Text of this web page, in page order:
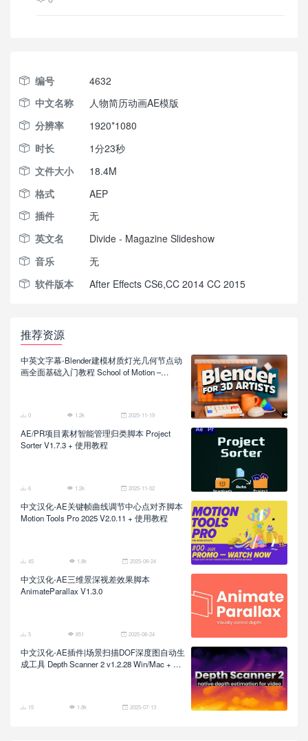
编号
4632
中文名称
人物简历动画AE模版
分辨率
1920*1080
时长
1分23秒
文件大小
18.4M
格式
AEP
插件
无
英文名
Divide - Magazine Slideshow
音乐
无
软件版本
After Effects CS6,CC 2014 CC 2015
推荐资源
中英文字幕-Blender建模材质灯光几何节点动
画全面基础入门教程 School of Motion –
0 1.2k 2025-11-19
AE/PR项目素材智能管理归类脚本 Project
Sorter V1.7.3 + 使用教程
6 1.2k 2025-11-02
中文汉化-AE关键帧曲线调节中心点对齐脚本
Motion Tools Pro 2025 V2.0.11 + 使用教程
45 1.8k 2025-08-24
中文汉化-AE三维景深视差效果脚本
AnimateParallax V1.3.0
5 851 2025-08-24
中文汉化-AE插件|场景扫描DOF深度图自动生
成工具 Depth Scanner 2 v1.2.28 Win/Mac + 使
15 1.8k 2025-07-13